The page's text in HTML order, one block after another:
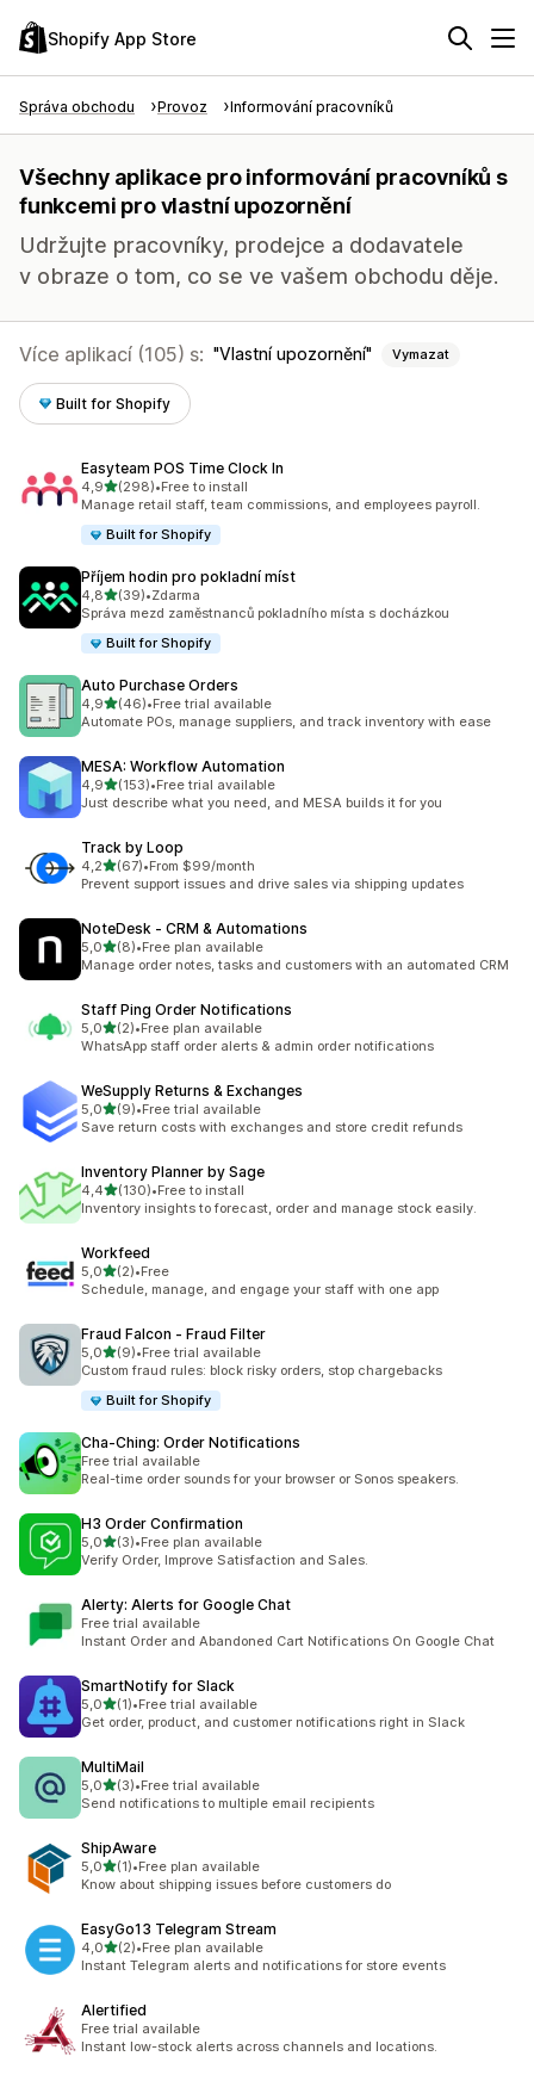
Shopify App Store
Správa obchodu Provoz Informování pracovníků
Všechny aplikace pro informování pracovníků s
funkcemi pro vlastní upozornění
Udržujte pracovníky, prodejce a dodavatele
v obraze o tom, co se ve vašem obchodu děje.
Více aplikací (105) s: Vlastní upozornění Vymazat
Built for Shopify
Easyteam POS Time Clock In
4,9z 5 hvězd
(298)
Celkový počet recenzí: 298
•Free to install
Manage retail staff, team commissions, and employees payroll.
Built for Shopify
Příjem hodin pro pokladní míst
4,8z 5 hvězd
(39)
Celkový počet recenzí: 39
•Zdarma
Správa mezd zaměstnanců pokladního místa s docházkou
Built for Shopify
Auto Purchase Orders
4,9z 5 hvězd
(46)
Celkový počet recenzí: 46
•Free trial available
Automate POs, manage suppliers, and track inventory with ease
MESA: Workflow Automation
4,9z 5 hvězd
(153)
Celkový počet recenzí: 153
•Free trial available
Just describe what you need, and MESA builds it for you
Track by Loop
4,2z 5 hvězd
(67)
Celkový počet recenzí: 67
•From $99/month
Prevent support issues and drive sales via shipping updates
NoteDesk ‑ CRM & Automations
5,0z 5 hvězd
(8)
Celkový počet recenzí: 8
•Free plan available
Manage order notes, tasks and customers with an automated CRM
Staff Ping Order Notifications
5,0z 5 hvězd
(2)
Celkový počet recenzí: 2
•Free plan available
WhatsApp staff order alerts & admin order notifications
WeSupply Returns & Exchanges
5,0z 5 hvězd
(9)
Celkový počet recenzí: 9
•Free trial available
Save return costs with exchanges and store credit refunds
Inventory Planner by Sage
4,4z 5 hvězd
(130)
Celkový počet recenzí: 130
•Free to install
Inventory insights to forecast, order and manage stock easily.
Workfeed
5,0z 5 hvězd
(2)
Celkový počet recenzí: 2
•Free
Schedule, manage, and engage your staff with one app
Fraud Falcon ‑ Fraud Filter
5,0z 5 hvězd
(9)
Celkový počet recenzí: 9
•Free trial available
Custom fraud rules: block risky orders, stop chargebacks
Built for Shopify
Cha‑Ching: Order Notifications
Free trial available
Real-time order sounds for your browser or Sonos speakers.
H3 Order Confirmation
5,0z 5 hvězd
(3)
Celkový počet recenzí: 3
•Free plan available
Verify Order, Improve Satisfaction and Sales.
Alerty: Alerts for Google Chat
Free trial available
Instant Order and Abandoned Cart Notifications On Google Chat
SmartNotify for Slack
5,0z 5 hvězd
(1)
Celkový počet recenzí: 1
•Free trial available
Get order, product, and customer notifications right in Slack
MultiMail
5,0z 5 hvězd
(3)
Celkový počet recenzí: 3
•Free trial available
Send notifications to multiple email recipients
ShipAware
5,0z 5 hvězd
(1)
Celkový počet recenzí: 1
•Free plan available
Know about shipping issues before customers do
EasyGo13 Telegram Stream
4,0z 5 hvězd
(2)
Celkový počet recenzí: 2
•Free plan available
Instant Telegram alerts and notifications for store events
Alertified
Free trial available
Instant low-stock alerts across channels and locations.